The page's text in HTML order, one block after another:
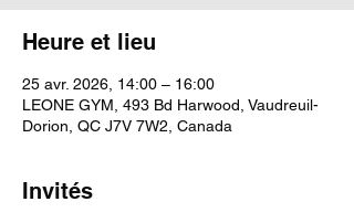
Heure et lieu
25 avr. 2026, 14:00 – 16:00
LEONE GYM, 493 Bd Harwood, Vaudreuil-
Dorion, QC J7V 7W2, Canada
Invités